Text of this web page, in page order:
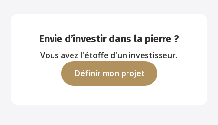
Envie d’investir dans la pierre ?
Vous avez l'étoffe d'un investisseur.
Définir mon projet